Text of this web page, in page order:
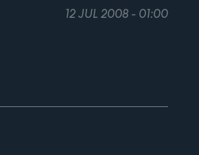
12 JUL 2008 - 01:00